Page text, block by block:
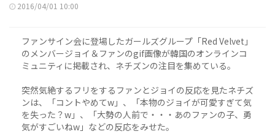
2016/04/01 10:00
ファンサイン会に登場したガールズグループ「Red Velvet」
のメンバージョイ＆ファンのgif画像が韓国のオンラインコ
ミュニティに掲載され、ネチズンの注目を集めている。
突然気絶するフリをするファンとジョイの反応を見たネチズ
ンは、「コントやめてw」、「本物のジョイが可愛すぎて気
を失った？w」、「大勢の人前で・・・あのファンの子、勇
気がすごいねw」などの反応をみせた。